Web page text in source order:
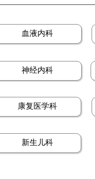
血液内科
神经内科
康复医学科
新生儿科